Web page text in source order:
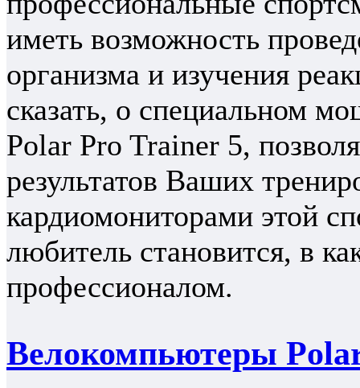
иметь возможность
организма и изучения
сказать, о специальном
Polar Pro Trainer 5,
результатов Ваших
кардиомониторами этой
любитель становится, в
профессионалом.
Велокомпьютеры